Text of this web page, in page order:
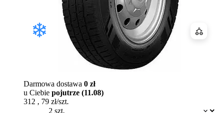
Dostępność:
Darmowa dostawa 0 zł
u Ciebie pojutrze (11.08)
312 , 79 zł/szt.